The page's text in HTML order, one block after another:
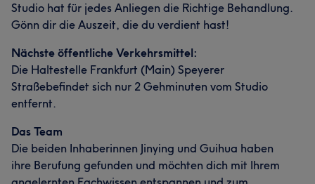
Studio hat für jedes Anliegen die Richtige Behandlung.
Gönn dir die Auszeit, die du verdient hast!
Nächste öffentliche Verkehrsmittel:
Die Haltestelle Frankfurt (Main) Speyerer
Straßebefindet sich nur 2 Gehminuten vom Studio
entfernt.
Das Team
Die beiden Inhaberinnen Jinying und Guihua haben
ihre Berufung gefunden und möchten dich mit Ihrem